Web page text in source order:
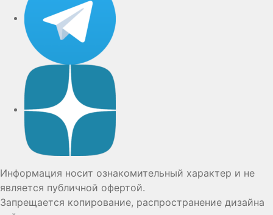
Информация носит ознакомительный характер и не
является публичной офертой.
Запрещается копирование, распространение дизайна